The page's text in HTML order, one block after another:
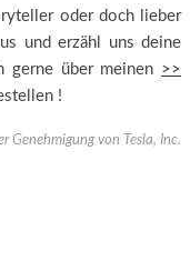
oder doch lieber
und erzähl uns deine
gerne über meinen >>
!
Genehmigung von Tesla, Inc.